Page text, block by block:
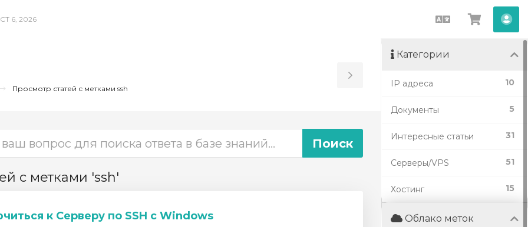
6, 2026
Русский
Просмотр статей с метками ssh
Toggle
Sidebar
с метками 'ssh'
к Серверу по SSH с Windows
Категории
10
IP адреса
5
Документы
31
Интересные статьи
51
Серверы/VPS
15
Хостинг
Облако меток